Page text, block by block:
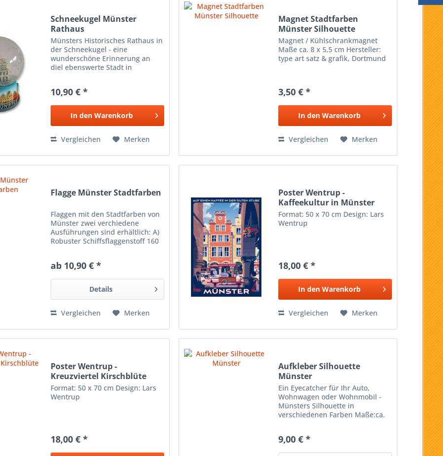
Schneekugel Münster
Rathaus
Münsters Historisches Rathaus in
der Schneekugel - eine
wunderschöne Erinnerung an
diel ebenswerte Stadt in
Koch Konzept & Handels GmbH
10,90 € *
In den Warenkorb
Vergleichen Merken
Magnet Stadtfarben
Münster Silhouette
Magnet / Kühlschrankmagnet
Maße ca. 8 x 5,5 cm Hersteller:
type art satz & grafik, Dortmund
3,50 € *
In den Warenkorb
Vergleichen Merken
Flagge Münster Stadtfarben
Flaggen mit den Stadtfarben von
Münster zwei verchiedene
Ausführungen sind erhältlich: A)
Robuster Schiffsflaggenstoff 160
Leichtere Qualitat, 110 g/qm,
Größe 30 x 45 cm im...
ab 10,90 € *
Details
Vergleichen Merken
Poster Wentrup -
Kaffeekultur in Münster
Format: 50 x 70 cm Design: Lars
Wentrup
18,00 € *
In den Warenkorb
Vergleichen Merken
Poster Wentrup -
Kreuzviertel Kirschblüte
Format: 50 x 70 cm Design: Lars
Wentrup
18,00 € *
Aufkleber Silhouette
Münster
Ein Eyecatcher für Ihr Auto,
Wohnwagen oder Wohnmobil -
Münsters Silhouette in
verschiedenen Farben Maße:ca.
Fotos sehen Sie noch die
Trägerfolien) Design: JHG
9,00 € *